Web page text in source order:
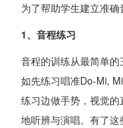
为了帮助学生建立准确
1、音程练习
音程的训练从最简单的
如先练习唱准Do-Mi,
练习边做手势，视觉
地听辨与演唱。有了